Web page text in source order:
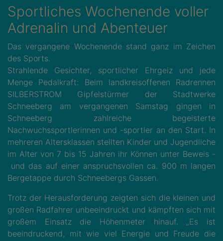
Sportliches Wochenende voller
Adrenalin und Abenteuer
Das vergangene Wochenende stand ganz im Zeichen
des Sports.
Strahlende Gesichter, sportlicher Ehrgeiz und jede
Menge Pedalkraft: Beim landkreisoffenen Radrennen
SILBERSTROM Gipfelstürmer der Stadtwerke
Schneeberg am vergangenen Samstag gingen in
Schneeberg zahlreiche begeisterte
Nachwuchssportlerinnen und -sportler an den Start. In
mehreren Altersklassen stellten Kinder und Jugendliche
im Alter von 7 bis 15 Jahren ihr Können unter Beweis -
und das auf einer anspruchsvollen ca. 900 m langen
Bergetappe durch Schneebergs Gassen.
Trotz der Herausforderung zeigten sich die kleinen und
großen Radfahrer unbeeindruckt und kämpften sich mit
großem Einsatz die Höhenmeter hinauf. „Es ist
beeindruckend, mit wie viel Energie und Freude die